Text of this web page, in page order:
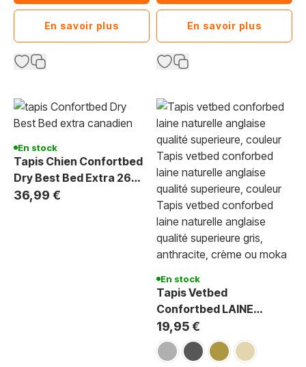
En savoir plus En savoir plus
En stock
Tapis Chien Confortbed
Dry Best Bed Extra 26
mm Motif Drapeau
36,99 €
En stock
Tapis Vetbed
Confortbed LAINE
naturelle
19,95 €
gris gris anthracite
vison crème